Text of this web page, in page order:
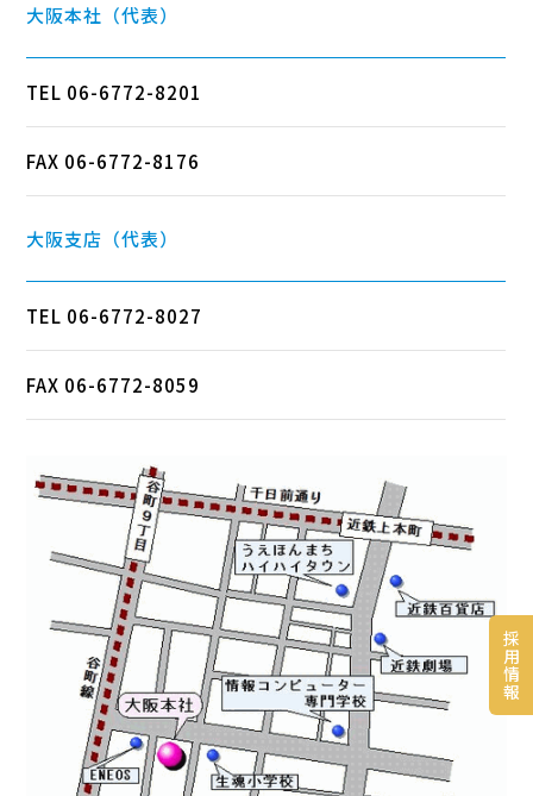
採
用
情
報
大阪本社（代表）
TEL 06-6772-8201
FAX 06-6772-8176
大阪支店（代表）
TEL 06-6772-8027
FAX 06-6772-8059